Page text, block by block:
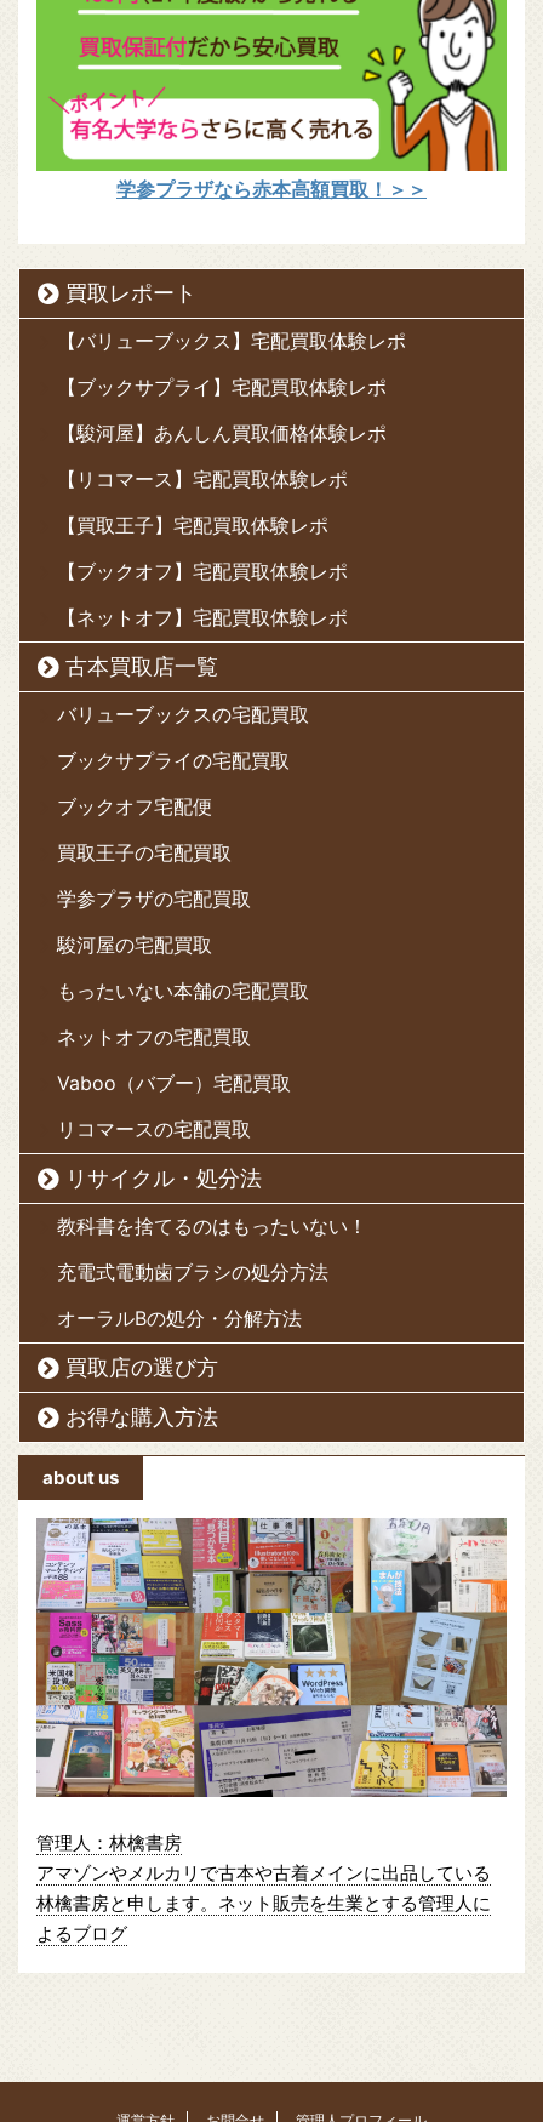
学参プラザなら赤本高額買取！＞＞
買取レポート
【バリューブックス】宅配買取体験レポ
【ブックサプライ】宅配買取体験レポ
【駿河屋】あんしん買取価格体験レポ
【リコマース】宅配買取体験レポ
【買取王子】宅配買取体験レポ
【ブックオフ】宅配買取体験レポ
【ネットオフ】宅配買取体験レポ
古本買取店一覧
バリューブックスの宅配買取
ブックサプライの宅配買取
ブックオフ宅配便
買取王子の宅配買取
学参プラザの宅配買取
駿河屋の宅配買取
もったいない本舗の宅配買取
ネットオフの宅配買取
Vaboo（バブー）宅配買取
リコマースの宅配買取
リサイクル・処分法
教科書を捨てるのはもったいない！
充電式電動歯ブラシの処分方法
オーラルBの処分・分解方法
買取店の選び方
お得な購入方法
about us
管理人：林檎書房
アマゾンやメルカリで古本や古着メインに出品している
林檎書房と申します。ネット販売を生業とする管理人に
よるブログ